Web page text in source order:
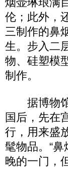
伦；此外，
三制作的鼻
生。步入二
物、硅塑模
制作。
据博物馆
国后，先在
行，用来盛
髦物品。“
晚的一门，